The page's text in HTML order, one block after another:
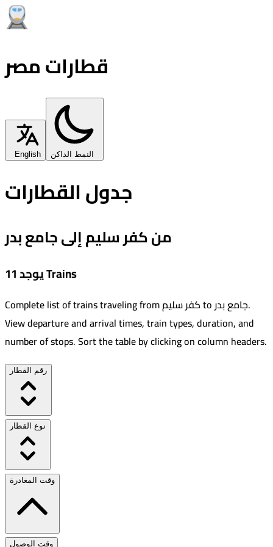
قطارات مصر
English النمط الداكن
جدول القطارات
من كفر سليم إلى جامع بدر
يوجد 11 Trains
Complete list of trains traveling fromكفر سليمtoجامع بدر.
View departure and arrival times, train types, duration, and
number of stops. Sort the table by clicking on column headers.
رقم القطار
نوع القطار
وقت المغادرة
وقت الوصول